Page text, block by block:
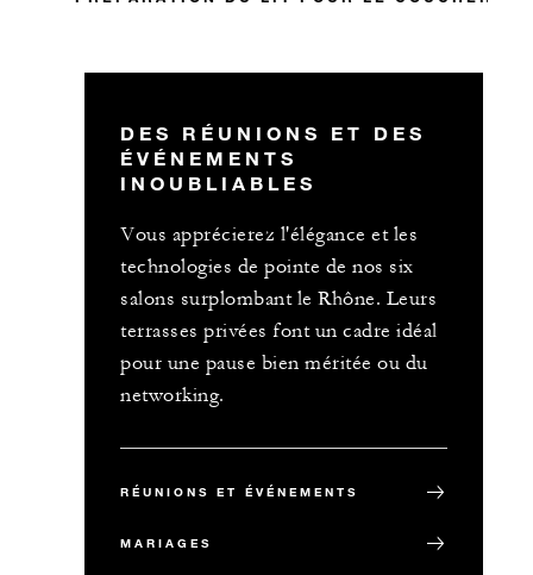
DES RÉUNIONS ET DES
ÉVÉNEMENTS
INOUBLIABLES
Vous apprécierez l'élégance et les
technologies de pointe de nos six
salons surplombant le Rhône. Leurs
terrasses privées font un cadre idéal
pour une pause bien méritée ou du
networking.
RÉUNIONS ET ÉVÉNEMENTS
MARIAGES